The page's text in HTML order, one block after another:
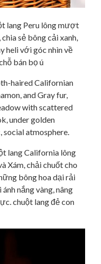
lang Peru lông mượt
sẻ bông cải xanh,
heli với góc nhìn về
bán bọ ú
lang California lông
Xám, chải chuốt cho
bông hoa dại rải
nắng vàng, nâng
chuột lang đẻ con